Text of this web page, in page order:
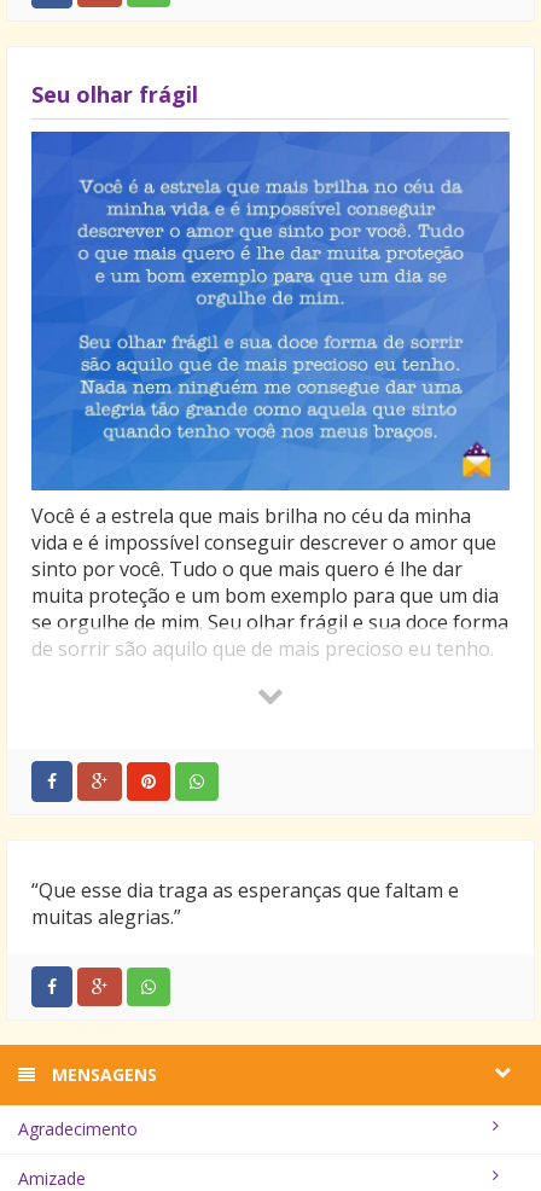
Seu olhar frágil
Você é a estrela que mais brilha no céu da minha
vida e é impossível conseguir descrever o amor que
sinto por você. Tudo o que mais quero é lhe dar
muita proteção e um bom exemplo para que um dia
se orgulhe de mim. Seu olhar frágil e sua doce forma
de sorrir são aquilo que de mais precioso eu tenho.
tão grande como aquela que sinto quando tenho
“Que esse dia traga as esperanças que faltam e
muitas alegrias.”
MENSAGENS
Agradecimento
Amizade